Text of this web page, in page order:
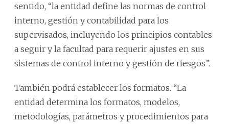
sentido, “la entidad define las normas de control
interno, gestión y contabilidad para los
supervisados, incluyendo los principios contables
a seguir y la facultad para requerir ajustes en sus
sistemas de control interno y gestión de riesgos”.
También podrá establecer los formatos. “La
entidad determina los formatos, modelos,
metodologías, parámetros y procedimientos para